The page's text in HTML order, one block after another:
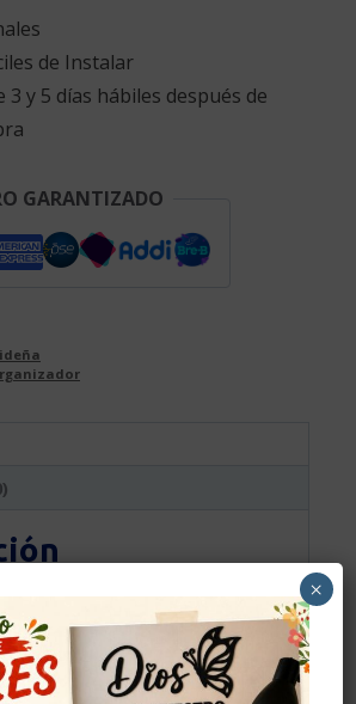
de Instalar
3 y 5 días hábiles después de
GARANTIZADO
en madera MDF de 2.5mm
×